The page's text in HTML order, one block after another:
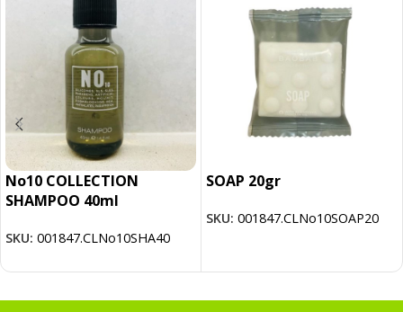
No10 COLLECTION
SHAMPOO 40ml
SKU: 001847.CLNo10SHA40
SOAP 20gr
SKU: 001847.CLNo10SOAP20